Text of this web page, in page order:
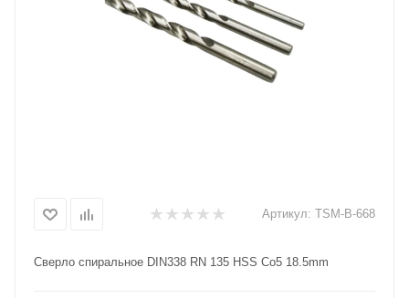
Артикул: TSM-B-668
Сверло спиральное DIN338 RN 135 HSS Co5 18.5mm